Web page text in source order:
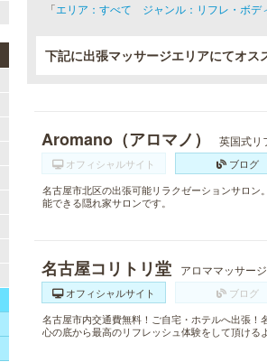
「エリア：すべて ジャンル：リフレ・ボデ
下記に出張マッサージエリアにてオス
Aromano（アロマノ） 英国式リ
オフィシャルサイト
ブログ
名古屋市北区の出張可能リラクゼーションサロ
能できる隠れ家サロンです。
名古屋コリトリ堂 アロママッサー
オフィシャルサイト
ブログ
名古屋市内交通費無料！ご自宅・ホテルへ出張
心の底から最高のリフレッシュ体験をして頂ける